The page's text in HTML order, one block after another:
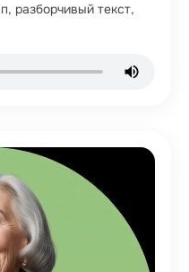
разборчивый текст,